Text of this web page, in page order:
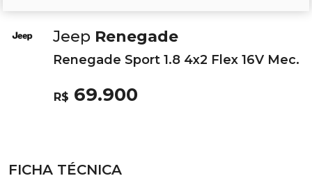
Jeep Renegade
Renegade Sport 1.8 4x2 Flex 16V Mec.
R$ 69.900
FICHA TÉCNICA